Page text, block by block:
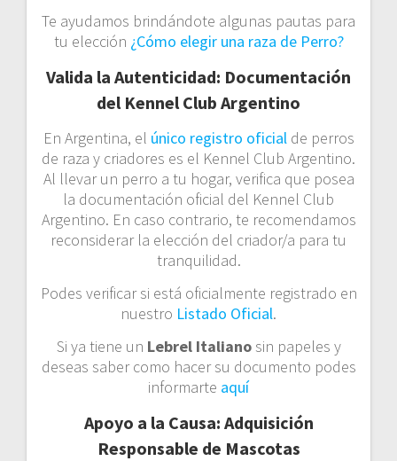
Te ayudamos brindándote algunas pautas para
tu elección ¿Cómo elegir una raza de Perro?
Valida la Autenticidad: Documentación
del Kennel Club Argentino
En Argentina, el único registro oficialde perros
de raza y criadores es el Kennel Club Argentino.
Al llevar un perro a tu hogar, verifica que posea
la documentación oficial del Kennel Club
Argentino. En caso contrario, te recomendamos
reconsiderar la elección del criador/a para tu
tranquilidad.
Podes verificar si está oficialmente registrado en
nuestro Listado Oficial.
Si ya tiene un Lebrel Italianosin papeles y
deseas saber como hacer su documento podes
informarte aquí
Apoyo a la Causa: Adquisición
Responsable de Mascotas